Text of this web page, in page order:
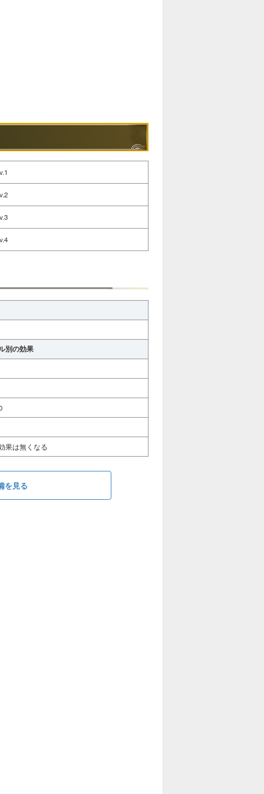
別の効果
果は無くなる
を見る